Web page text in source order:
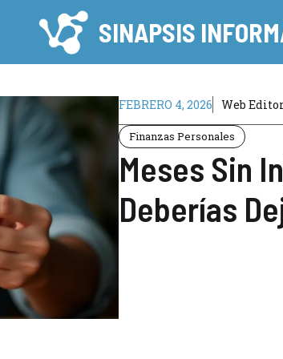
SINAPSIS
FEBRERO 4, 2026 Web
Finanzas Personales
Meses Sin
Deberías